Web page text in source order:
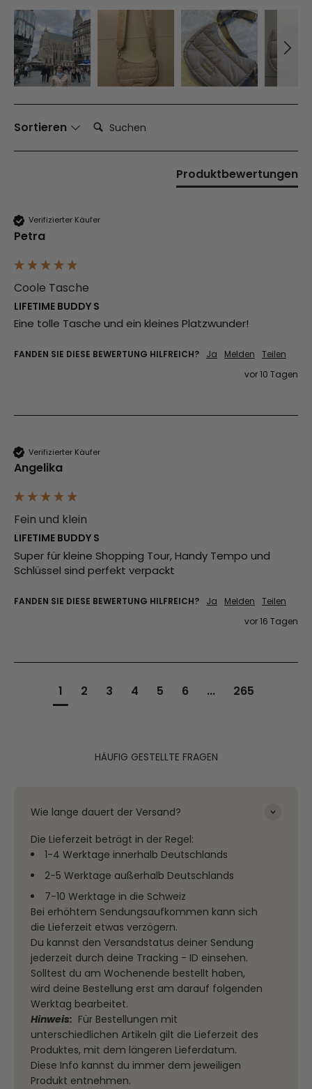
Sortieren Suchen:
Produktbewertungen
Verifizierter Käufer
Petra
Coole Tasche
LIFETIME BUDDY S
Eine tolle Tasche und ein kleines Platzwunder!
FANDEN SIE DIESE BEWERTUNG HILFREICH? Ja Melden
Teilen
vor 10 Tagen
Verifizierter Käufer
Angelika
Fein und klein
LIFETIME BUDDY S
Super für kleine Shopping Tour, Handy Tempo und
Schlüssel sind perfekt verpackt
FANDEN SIE DIESE BEWERTUNG HILFREICH? Ja Melden
Teilen
vor 16 Tagen
1 2 3 4 5 6 ... 265
HÄUFIG GESTELLTE FRAGEN
Wie lange dauert der Versand?
Die Lieferzeit beträgt in der Regel:
1-4 Werktage innerhalb Deutschlands
2-5 Werktage außerhalb Deutschlands
7-10 Werktage in die Schweiz
Bei erhöhtem Sendungsaufkommen kann sich
die Lieferzeit etwas verzögern.
Du kannst den Versandstatus deiner Sendung
jederzeit durch deine Tracking - ID einsehen.
Solltest du am Wochenende bestellt haben,
wird deine Bestellung erst am darauf folgenden
Werktag bearbeitet.
Hinweis: Für Bestellungen mit
unterschiedlichen Artikeln gilt die Lieferzeit des
Produktes, mit dem längeren Lieferdatum.
Diese Info kannst du immer dem jeweiligen
Produkt entnehmen.